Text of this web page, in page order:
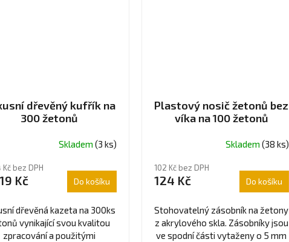
dřevěný kufřík na
300 žetonů
Skladem (3 ks)
Kč bez DPH
Kč Do košíku
dřevěná kazeta na 300ks
vynikající svou kvalitou
zpracování a použitými
Plastový nosič žetonů bez
víka na 100 žetonů
Skladem (38 ks)
102 Kč bez DPH
124 Kč Do košíku
Stohovatelný zásobník na žetony
z akrylového skla. Zásobníky jsou
ve spodní části vytaženy o 5 mm